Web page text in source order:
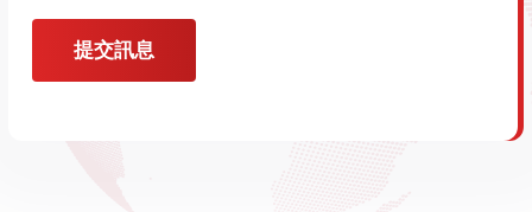
提交訊息